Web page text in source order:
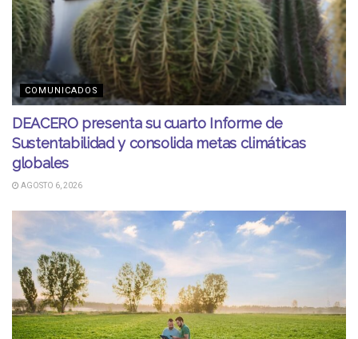
COMUNICADOS
DEACERO presenta su cuarto Informe de
Sustentabilidad y consolida metas climáticas
globales
AGOSTO 6, 2026